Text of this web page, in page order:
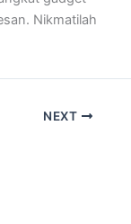
Nikmatilah
NEXT